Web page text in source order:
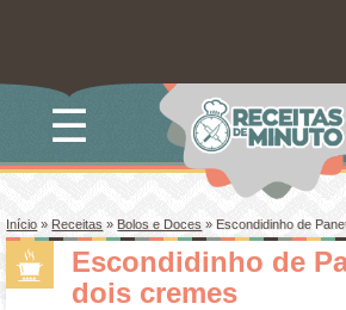
☰
Início»Receitas » Bolos e Doces » Escondidinho de
Escondidinho de
dois cremes